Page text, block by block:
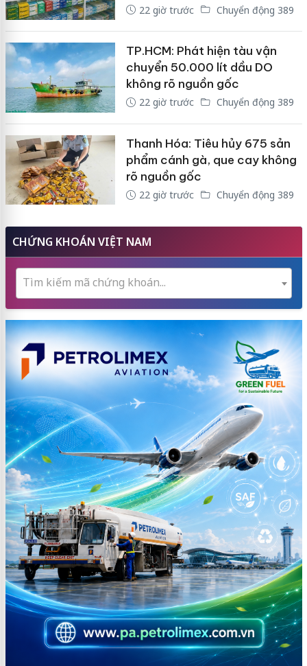
22 giờ trước Chuyển động 389
TP.HCM: Phát hiện tàu vận
chuyển 50.000 lít dầu DO
không rõ nguồn gốc
22 giờ trước Chuyển động 389
Thanh Hóa: Tiêu hủy 675 sản
phẩm cánh gà, que cay không
rõ nguồn gốc
22 giờ trước Chuyển động 389
CHỨNG KHOÁN VIỆT NAM
Tìm kiếm mã chứng khoán...